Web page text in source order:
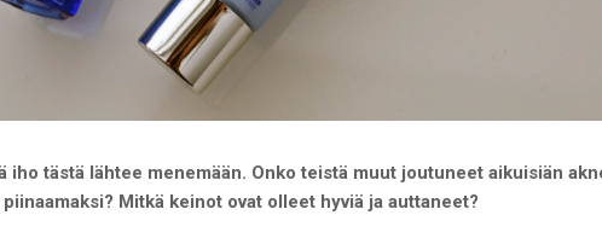
iho tästä lähtee menemään. Onko teistä muut joutuneet aikuisiän
piinaamaksi? Mitkä keinot ovat olleet hyviä ja auttaneet?